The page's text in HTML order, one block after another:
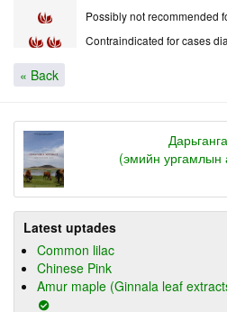
Possibly not recommended
Contraindicated for cases
« Back
(эмийн ургамлын
Latest uptades
Common lilac
Chinese Pink
Amur maple (Ginnala leaf